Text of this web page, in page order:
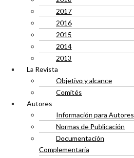
2017
2016
2015
2014
2013
La Revista
Objetivo y alcance
Comités
Autores
Información para Autores
Normas de Publicación
Documentación
Complementaria